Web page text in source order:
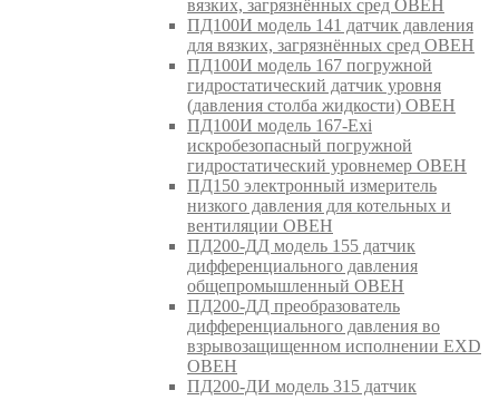
вязких, загрязнённых сред ОВЕН
ПД100И модель 141 датчик давления
для вязких, загрязнённых сред ОВЕН
ПД100И модель 167 погружной
гидростатический датчик уровня
(давления столба жидкости) ОВЕН
ПД100И модель 167-Exi
искробезопасный погружной
гидростатический уровнемер ОВЕН
ПД150 электронный измеритель
низкого давления для котельных и
вентиляции ОВЕН
ПД200-ДД модель 155 датчик
дифференциального давления
общепромышленный ОВЕН
ПД200-ДД преобразователь
дифференциального давления во
взрывозащищенном исполнении EXD
ОВЕН
ПД200-ДИ модель 315 датчик